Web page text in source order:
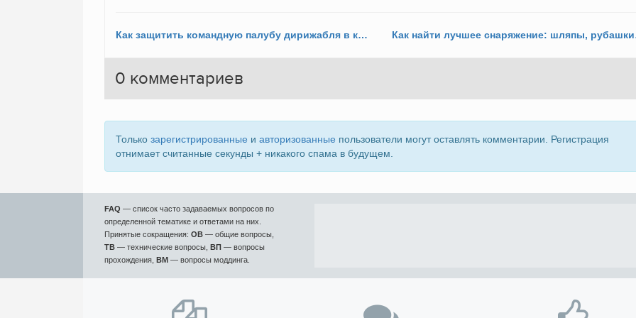
Как защитить командную палубу дирижабля в концовке игры? Как
0 комментариев
Только зарегистрированные и авторизованные пользователи могут оставлять комментарии. Регистрация
отнимает считанные секунды + никакого спама в будущем.
FAQ — список часто задаваемых вопросов по
определенной тематике и ответами на них.
Принятые сокращения: ОВ — общие вопросы,
ТВ — технические вопросы, ВП — вопросы
прохождения, ВМ — вопросы моддинга.